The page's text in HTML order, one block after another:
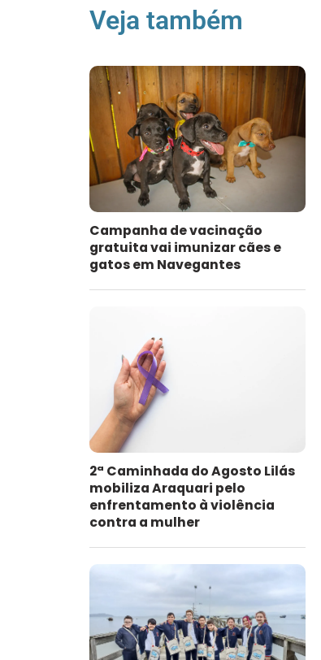
Veja também
Campanha de vacinação
gratuita vai imunizar cães e
gatos em Navegantes
2ª Caminhada do Agosto Lilás
mobiliza Araquari pelo
enfrentamento à violência
contra a mulher